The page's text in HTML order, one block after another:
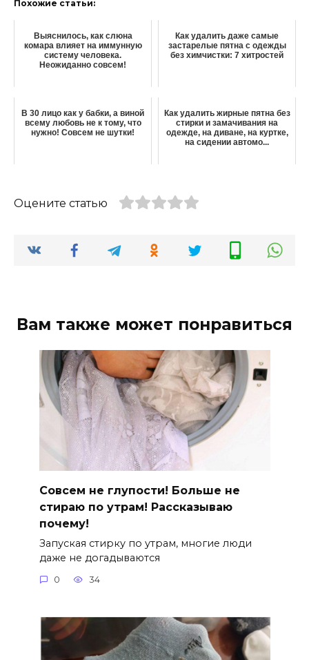
Похожие статьи:
Выяснилось, как слюна
комара влияет на иммунную
систему человека.
Неожиданно совсем!
Как удалить даже самые
застарелые пятна с одежды
без химчистки: 7 хитростей
В 30 лицо как у бабки, а виной
всему любовь не к тому, что
нужно! Совсем не шутки!
Как удалить жирные пятна без
стирки и замачивания на
одежде, на диване, на куртке,
на сидении автомо...
Оцените статью
Вам также может понравиться
Совсем не глупости! Больше не
стираю по утрам! Рассказываю
почему!
Запуская стирку по утрам, многие люди
даже не догадываются
0 34